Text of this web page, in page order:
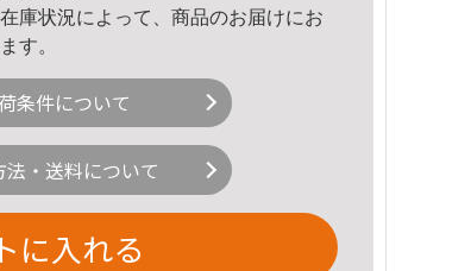
庫状況によって、商品のお届けにお
す。
条件について
法・送料について
に入れる